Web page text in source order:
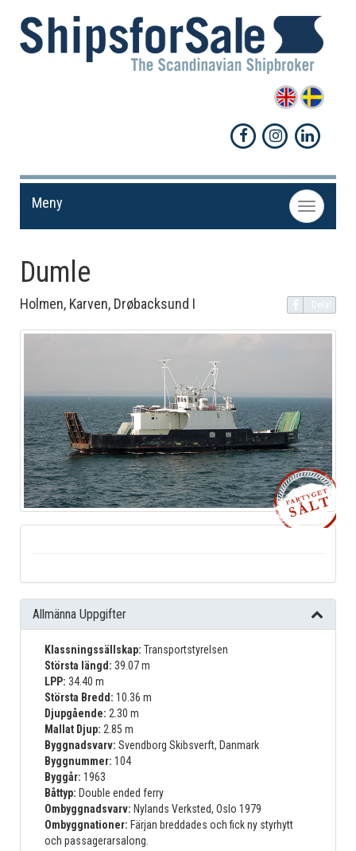
Toggle
navigation
Meny
Dumle
Holmen, Karven, Drøbacksund I Dela!
Allmänna Uppgifter
Klassningssällskap: Transportstyrelsen
Största längd: 39.07 m
LPP: 34.40 m
Största Bredd: 10.36 m
Djupgående: 2.30 m
Mallat Djup: 2.85 m
Byggnadsvarv: Svendborg Skibsverft, Danmark
Byggnummer: 104
Byggår: 1963
Båttyp: Double ended ferry
Ombyggnadsvarv: Nylands Verksted, Oslo 1979
Ombyggnationer: Färjan breddades och fick ny styrhytt
och passagerarsalong.